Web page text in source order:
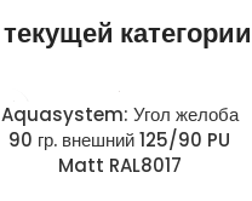
категории
Aquasystem: Угол желоба
90 гр. внешний 125/90 PU
Matt RAL8017